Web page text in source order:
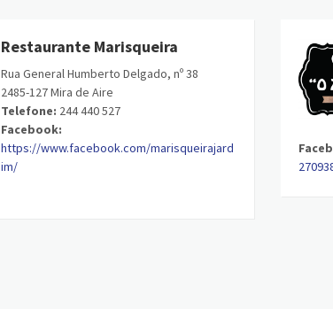
Restaurante Marisqueira
Rua General Humberto Delgado, nº 38
2485-127 Mira de Aire
Telefone: 244 440 527
Facebook:
https://www.facebook.com/marisqueirajard
im/